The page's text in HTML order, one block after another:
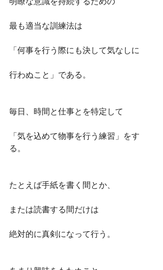
最も適当な訓練法は
「何事を行う際にも決して気なしに
行わぬこと」である。
毎日、時間と仕事とを特定して
「気を込めて物事を行う練習」をす
る。
たとえば手紙を書く間とか、
または読書する間だけは
絶対的に真剣になって行う。